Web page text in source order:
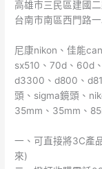
高雄市三民區建國
台南市南區西門路
尼康nikon、佳能
sx510、70d、60d
d3300、d800、
頭、sigma鏡頭、
35mm、35mm、
一、可直接將3C產
來)